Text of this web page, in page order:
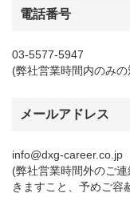
電話番号
03-5577-5947
(弊社営業時間内のみ
メールアドレス
info@dxg-career.co.jp
(弊社営業時間外のご
きますこと、予めご容